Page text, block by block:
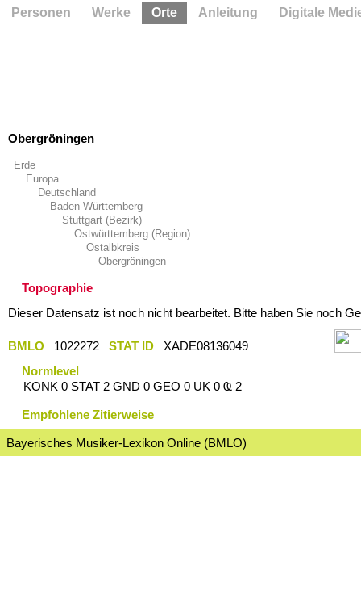
Obergröningen
Erde
Europa
Deutschland
Baden-Württemberg
Stuttgart (Bezirk)
Ostwürttemberg (Region)
Ostalbkreis
Obergröningen
Topographie
Dieser Datensatz ist noch nicht bearbeitet. Bitte haben Sie noch
BMLO 1022272 STAT ID
XADE08136049
Normlevel
KONK 0 STAT 2 GND 0 GEO 0 UK 0 Ҩ 2
Empfohlene Zitierweise
Bayerisches Musiker-Lexikon Online (BMLO)
Personen Werke Orte Anleitung Digitale